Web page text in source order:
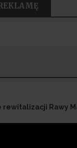
rewitalizacji Rawy